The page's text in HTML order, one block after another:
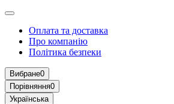
Оплата та доставка
Про компанію
Політика безпеки
Вибране0
Порівняння0
Українська